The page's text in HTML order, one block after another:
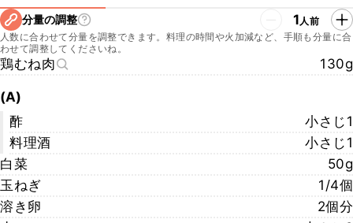
分量の調整 1人前
人数に合わせて分量を調整できます。料理の時間や火加減など、手順も分量に合
わせて調整してくださいね。
鶏むね肉 130g
(A)
酢
小さじ1
料理酒
小さじ1
白菜
50g
玉ねぎ
1/4個
溶き卵
2個分